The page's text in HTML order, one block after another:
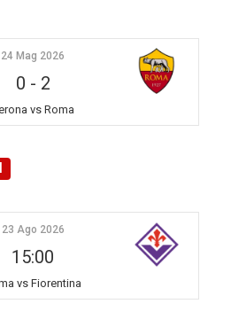
24 Mag 2026
0 - 2
vs Roma
23 Ago 2026
15:00
vs Fiorentina